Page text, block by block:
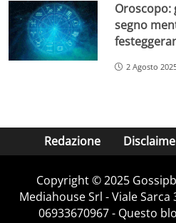
Oroscopo:
segno
2 Agosto
Redazione
Copyright © 2025
Mediahouse Srl - Viale Sarca
06933670967 - Questo